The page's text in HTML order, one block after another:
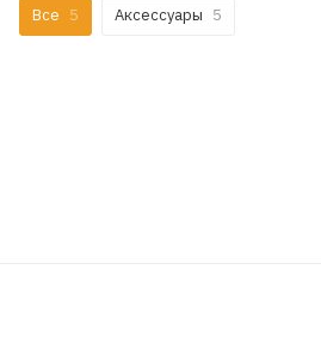
Все 5 Аксессуары 5